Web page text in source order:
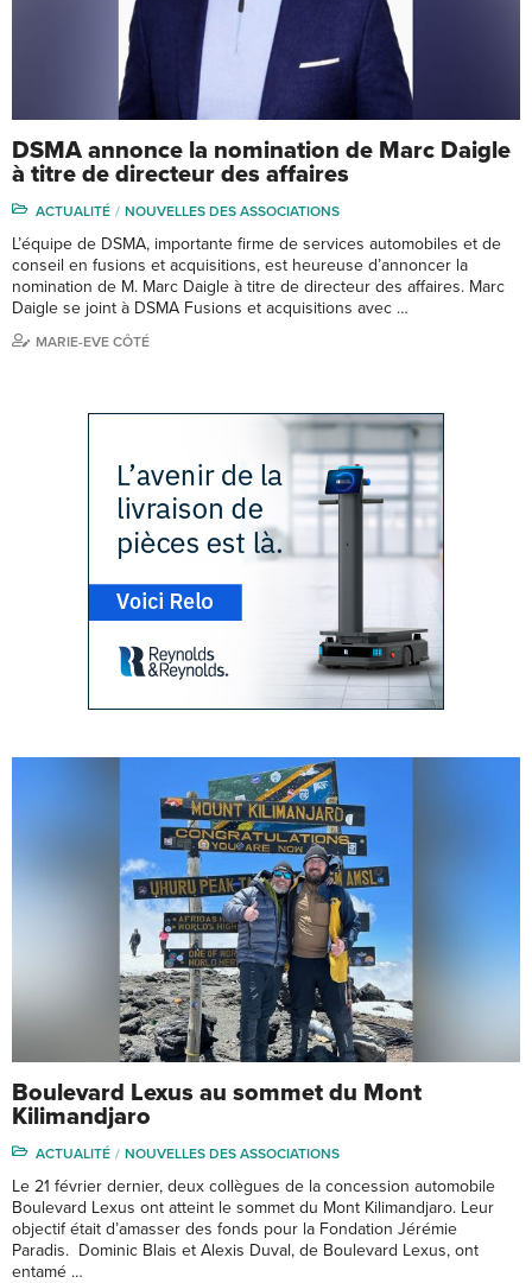
DSMA annonce la nomination de Marc Daigle
à titre de directeur des affaires
ACTUALITÉ NOUVELLES DES ASSOCIATIONS
L’équipe de DSMA, importante firme de services automobiles et de
conseil en fusions et acquisitions, est heureuse d’annoncer la
nomination de M. Marc Daigle à titre de directeur des affaires. Marc
Daigle se joint à DSMA Fusions et acquisitions avec …
MARIE-EVE CÔTÉ
Boulevard Lexus au sommet du Mont
Kilimandjaro
ACTUALITÉ NOUVELLES DES ASSOCIATIONS
Le 21 février dernier, deux collègues de la concession automobile
Boulevard Lexus ont atteint le sommet du Mont Kilimandjaro. Leur
objectif était d’amasser des fonds pour la Fondation Jérémie
Paradis. Dominic Blais et Alexis Duval, de Boulevard Lexus, ont
entamé …